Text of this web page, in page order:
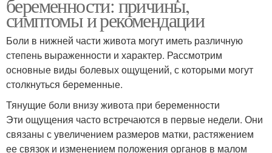
беременности: причины,
симптомы и рекомендации
Боли в нижней части живота могут иметь различную
степень выраженности и характер. Рассмотрим
основные виды болевых ощущений, с которыми могут
столкнуться беременные.
Тянущие боли внизу живота при беременности
Эти ощущения часто встречаются в первые недели. Они
связаны с увеличением размеров матки, растяжением
ее связок и изменением положения органов в малом